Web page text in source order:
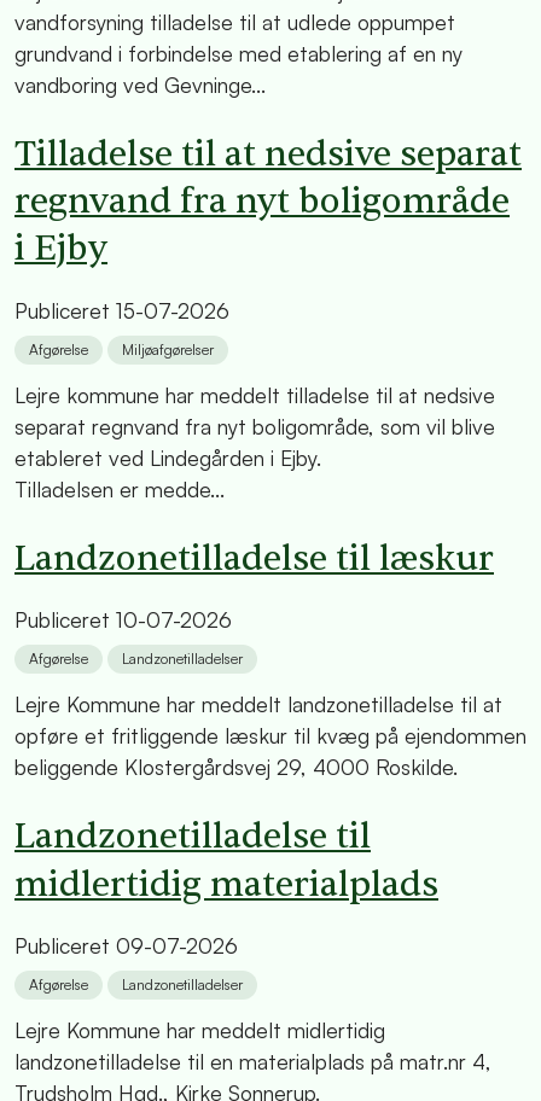
vandforsyning tilladelse til at udlede oppumpet
grundvand i forbindelse med etablering af en ny
vandboring ved Gevninge...
Tilladelse til at nedsive separat
regnvand fra nyt boligområde
i Ejby
Publiceret 15-07-2026
Afgørelse Miljøafgørelser
Lejre kommune har meddelt tilladelse til at nedsive
separat regnvand fra nyt boligområde, som vil blive
etableret ved Lindegården i Ejby.
Tilladelsen er medde...
Landzonetilladelse til læskur
Publiceret 10-07-2026
Afgørelse Landzonetilladelser
Lejre Kommune har meddelt landzonetilladelse til at
opføre et fritliggende læskur til kvæg på ejendommen
beliggende Klostergårdsvej 29, 4000 Roskilde.
Landzonetilladelse til
midlertidig materialplads
Publiceret 09-07-2026
Afgørelse Landzonetilladelser
Lejre Kommune har meddelt midlertidig
landzonetilladelse til en materialplads på matr.nr 4,
Trudsholm Hgd., Kirke Sonnerup.